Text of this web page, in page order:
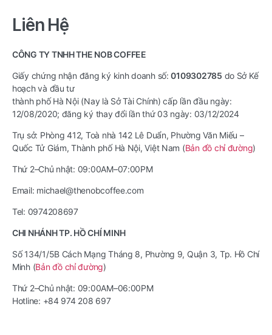
Liên Hệ
CÔNG TY TNHH THE NOB COFFEE
Giấy chứng nhận đăng ký kinh doanh số:0109302785 do Sở Kế
hoạch và đầu tư
thành phố Hà Nội (Nay là Sở Tài Chính) cấp lần đầu ngày:
12/08/2020; đăng ký thay đổi lần thứ 03 ngày: 03/12/2024
Trụ sở: Phòng 412, Toà nhà 142 Lê Duẩn, Phường Văn Miếu –
Quốc Tử Giám, Thành phố Hà Nội, Việt Nam (Bản đồ chỉ đường)
Thứ 2–Chủ nhật: 09:00AM–07:00PM
Email: michael@thenobcoffee.com
Tel: 0974208697
CHI NHÁNH TP. HỒ CHÍ MINH
Số 134/1/5B Cách Mạng Tháng 8, Phường 9, Quận 3, Tp. Hồ Chí
Minh (Bản đồ chỉ đường)
Thứ 2–Chủ nhật: 09:00AM–06:00PM
Hotline: +84 974 208 697